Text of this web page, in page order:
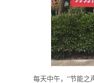
每天中午，“节能之声